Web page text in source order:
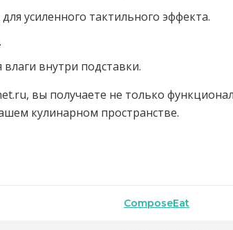
усиленного тактильного эффекта.
внутри подставки.
вы получаете не только
кулинарном пространстве.
ComposeEat